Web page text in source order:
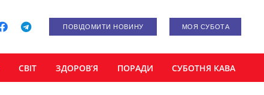
ПОВІДОМИТИ НОВИНУ МОЯ СУБОТА
СВІТ ЗДОРОВ’Я ПОРАДИ СУБОТНЯ КАВА